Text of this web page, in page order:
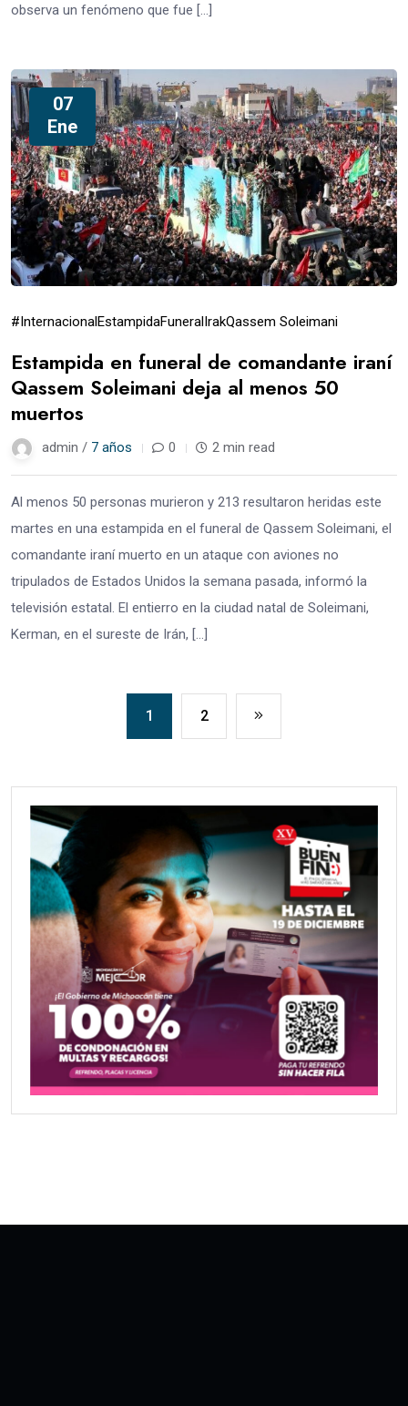
observa un fenómeno que fue […]
07
Ene
#InternacionalEstampidaFuneralIrakQassem Soleimani
Estampida en funeral de comandante iraní
Qassem Soleimani deja al menos 50
muertos
admin / 7 años 0 2 min read
Al menos 50 personas murieron y 213 resultaron heridas este
martes en una estampida en el funeral de Qassem Soleimani, el
comandante iraní muerto en un ataque con aviones no
tripulados de Estados Unidos la semana pasada, informó la
televisión estatal. El entierro en la ciudad natal de Soleimani,
Kerman, en el sureste de Irán, […]
1 2